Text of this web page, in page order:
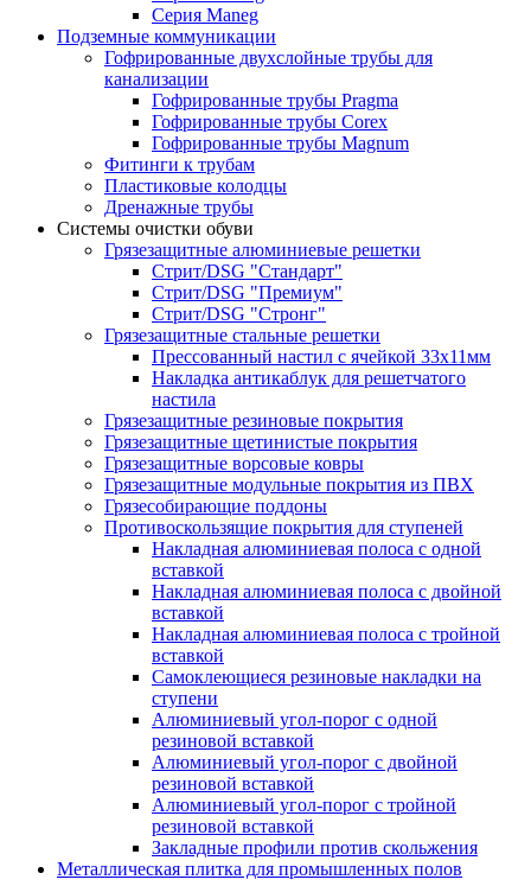
Серия Maneg
Подземные коммуникации
Гофрированные двухслойные трубы для
канализации
Гофрированные трубы Pragma
Гофрированные трубы Corex
Гофрированные трубы Magnum
Фитинги к трубам
Пластиковые колодцы
Дренажные трубы
Системы очистки обуви
Грязезащитные алюминиевые решетки
Стрит/DSG "Стандарт"
Стрит/DSG "Премиум"
Стрит/DSG "Стронг"
Грязезащитные стальные решетки
Прессованный настил с ячейкой 33х11мм
Накладка антикаблук для решетчатого
настила
Грязезащитные резиновые покрытия
Грязезащитные щетинистые покрытия
Грязезащитные ворсовые ковры
Грязезащитные модульные покрытия из ПВХ
Грязесобирающие поддоны
Противоскользящие покрытия для ступеней
Накладная алюминиевая полоса с одной
вставкой
Накладная алюминиевая полоса с двойной
вставкой
Накладная алюминиевая полоса с тройной
вставкой
Самоклеющиеся резиновые накладки на
ступени
Алюминиевый угол-порог с одной
резиновой вставкой
Алюминиевый угол-порог с двойной
резиновой вставкой
Алюминиевый угол-порог с тройной
резиновой вставкой
Закладные профили против скольжения
Металлическая плитка для промышленных полов